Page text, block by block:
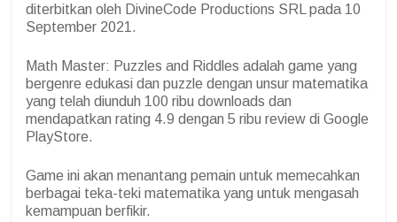
diterbitkan oleh DivineCode Productions SRL pada 10
September 2021.
Math Master: Puzzles and Riddles adalah game yang
bergenre edukasi dan puzzle dengan unsur matematika
yang telah diunduh 100 ribu downloads dan
mendapatkan rating 4.9 dengan 5 ribu review di Google
PlayStore.
Game ini akan menantang pemain untuk memecahkan
berbagai teka-teki matematika yang untuk mengasah
kemampuan berfikir.